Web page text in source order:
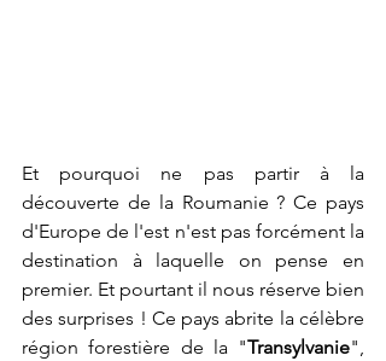
Et pourquoi ne pas partir à la
découverte de la Roumanie ? Ce pays
d'Europe de l'est n'est pas forcément la
destination à laquelle on pense en
premier. Et pourtant il nous réserve bien
des surprises ! Ce pays abrite la célèbre
région forestière de la "Transylvanie",